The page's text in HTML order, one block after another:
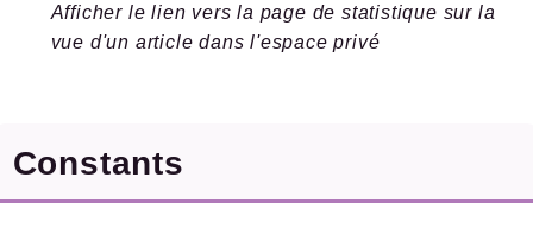
Afficher le lien vers la page de statistique sur la
vue d'un article dans l'espace privé
Constants